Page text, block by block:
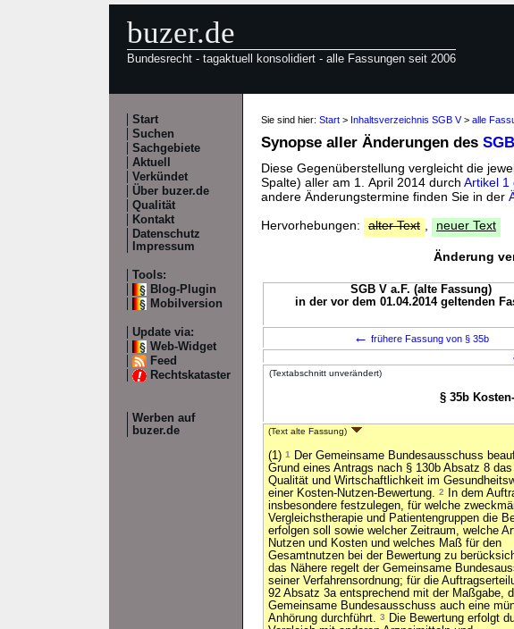
buzer.de
Bundesrecht - tagaktuell konsolidiert - alle Fassungen seit 2006
Start
Suchen
Sachgebiete
Aktuell
Verkündet
Über buzer.de
Qualität
Kontakt
Datenschutz
Impressum
Tools:
Blog-Plugin
Mobilversion
Update via:
Web-Widget
Feed
Rechtskataster
Werben auf
buzer.de
Sie sind hier: Start > Inhaltsverzeichnis SGB V> alle
Synopse aller Änderungen des
Diese Gegenüberstellung vergleicht die
Spalte) aller am 1. April 2014 durch Artikel 1
andere Änderungstermine finden Sie in der
Hervorhebungen:
alter Text neuer Text
Änderung
SGB V a.F. (alte Fassung)
in der vor dem 01.04.2014 geltenden
← frühere Fassung von § 35b
(Textabschnitt unverändert)
§ 35b
(Text alte Fassung)
(1) 1
Der Gemeinsame Bundesausschuss
Grund eines Antrags nach § 130b Absatz 8
Qualität und Wirtschaftlichkeit im
einer Kosten-Nutzen-Bewertung. 2
In dem
insbesondere festzulegen, für welche
Vergleichstherapie und Patientengruppen die
erfolgen soll sowie welcher Zeitraum, welche
Nutzen und Kosten und welches Maß für den
Gesamtnutzen bei der Bewertung zu
das Nähere regelt der Gemeinsame
seiner Verfahrensordnung; für die
92 Absatz 3a entsprechend mit der Maßgabe,
Gemeinsame Bundesausschuss auch eine
Anhörung durchführt. 3
Die Bewertung erfolgt